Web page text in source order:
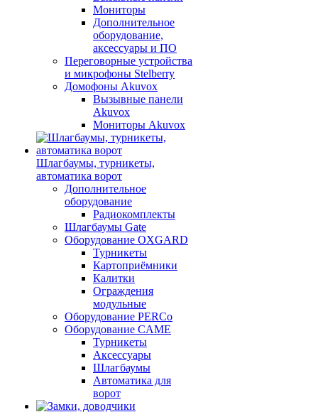
Мониторы
Дополнительное
оборудование,
аксессуары и ПО
Переговорные устройства
и микрофоны Stelberry
Домофоны Akuvox
Вызывные панели
Akuvox
Мониторы Akuvox
Шлагбаумы, турникеты,
автоматика ворот
Дополнительное
оборудование
Радиокомплекты
Шлагбаумы Gate
Оборудование OXGARD
Турникеты
Картоприёмники
Калитки
Ограждения
модульные
Оборудование PERCo
Оборудование CAME
Турникеты
Аксессуары
Шлагбаумы
Автоматика для
ворот